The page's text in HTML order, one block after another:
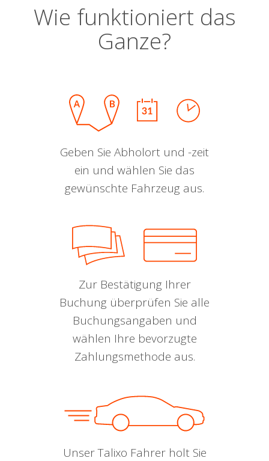
Wie funktioniert das
Ganze?
Geben Sie Abholort und -zeit
ein und wählen Sie das
gewünschte Fahrzeug aus.
Zur Bestätigung Ihrer
Buchung überprüfen Sie alle
Buchungsangaben und
wählen Ihre bevorzugte
Zahlungsmethode aus.
Unser Talixo Fahrer holt Sie